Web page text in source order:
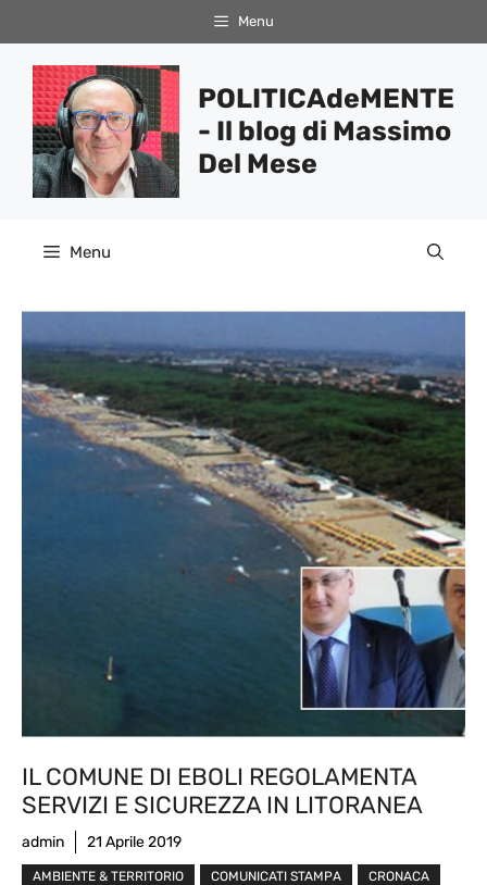
al
contenuto
Menu
POLITICAdeMENTE
- Il blog di Massimo
Del Mese
Menu
IL COMUNE DI EBOLI REGOLAMENTA
SERVIZI E SICUREZZA IN LITORANEA
admin 21 Aprile 2019
AMBIENTE & TERRITORIO COMUNICATI STAMPA
CRONACA